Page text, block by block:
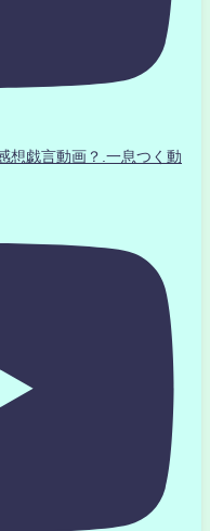
戯言動画？.一息つく動